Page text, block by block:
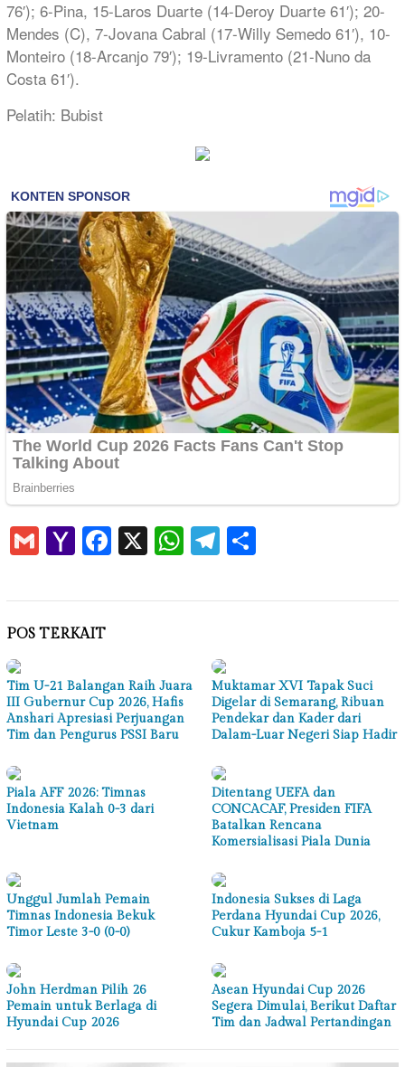
76′); 6-Pina, 15-Laros Duarte (14-Deroy Duarte 61′); 20-
Mendes (C), 7-Jovana Cabral (17-Willy Semedo 61′), 10-
Monteiro (18-Arcanjo 79′); 19-Livramento (21-Nuno da
Costa 61′).
Pelatih: Bubist
GmailYahoo
Mail
Facebook
X WhatsApp
Telegram
POS TERKAIT
Tim U-21 Balangan Raih Juara
III Gubernur Cup 2026, Hafis
Anshari Apresiasi Perjuangan
Tim dan Pengurus PSSI Baru
Muktamar XVI Tapak Suci
Digelar di Semarang, Ribuan
Pendekar dan Kader dari
Dalam-Luar Negeri Siap Hadir
Piala AFF 2026: Timnas
Indonesia Kalah 0-3 dari
Vietnam
Ditentang UEFA dan
CONCACAF, Presiden FIFA
Batalkan Rencana
Komersialisasi Piala Dunia
Unggul Jumlah Pemain
Timnas Indonesia Bekuk
Timor Leste 3-0 (0-0)
Indonesia Sukses di Laga
Perdana Hyundai Cup 2026,
Cukur Kamboja 5-1
John Herdman Pilih 26
Pemain untuk Berlaga di
Hyundai Cup 2026
Asean Hyundai Cup 2026
Segera Dimulai, Berikut Daftar
Tim dan Jadwal Pertandingan